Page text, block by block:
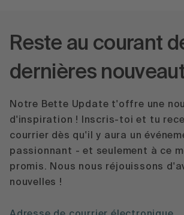
Reste au courant
dernières
Notre Bette Update t'offre une
d'inspiration ! Inscris-toi et tu
courrier dès qu'il y aura un
passionnant - et seulement à ce
promis. Nous nous réjouissons
nouvelles !